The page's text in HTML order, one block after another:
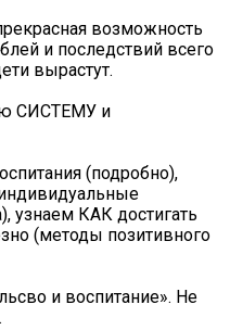
возможность
и последствий всего
вырастут.
СИСТЕМУ и
(подробно),
узнаем КАК достигать
(методы позитивного
и воспитание». Не